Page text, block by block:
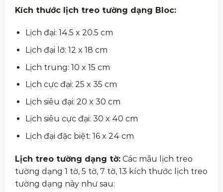
Kích thước lịch treo tường dạng Bloc:
Lịch đại: 14.5 x 20.5 cm
Lịch đại lỡ: 12 x 18 cm
Lịch trung: 10 x 15 cm
Lịch cực đại: 25 x 35 cm
Lịch siêu đại: 20 x 30 cm
Lịch siêu cực đại: 30 x 40 cm
Lịch đại đặc biệt: 16 x 24 cm
Lịch treo tường dạng tờ: Các mẫu lịch treo
tường dạng 1 tờ, 5 tờ, 7 tờ, 13 kích thước lịch treo
tường dạng này như sau: